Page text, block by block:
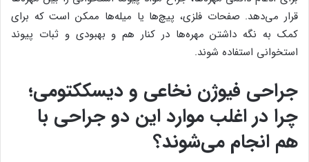
قرار می‌دهد. صفحات فلزی، پیچ‌ها یا میله‌ها ممکن است که برای
کمک به نگه داشتن مهره‌ها در کنار هم و بهبودی و ثبات پیوند
استخوانی استفاده شوند.
جراحی فیوژن نخاعی و دیسککتومی؛
چرا در اغلب موارد این دو جراحی با
هم انجام می‌شوند؟